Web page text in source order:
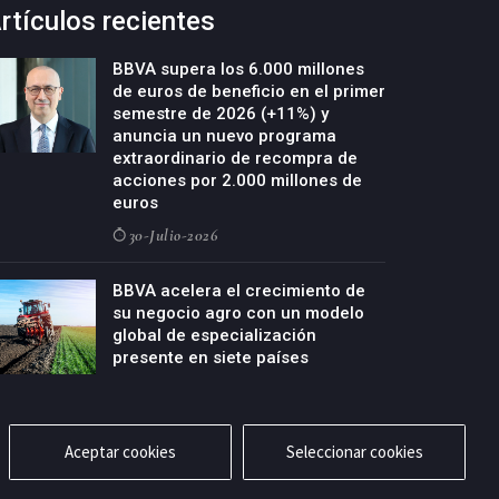
recientes
BBVA supera los 6.000 millones
de euros de beneficio en el primer
semestre de 2026 (+11%) y
anuncia un nuevo programa
extraordinario de recompra de
acciones por 2.000 millones de
euros
30-Julio-2026
BBVA acelera el crecimiento de
su negocio agro con un modelo
global de especialización
presente en siete países
Aceptar cookies Seleccionar cookies